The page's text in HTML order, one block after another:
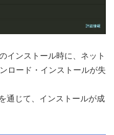
インストール時に、ネット
ロード・インストールが失
通じて、インストールが成